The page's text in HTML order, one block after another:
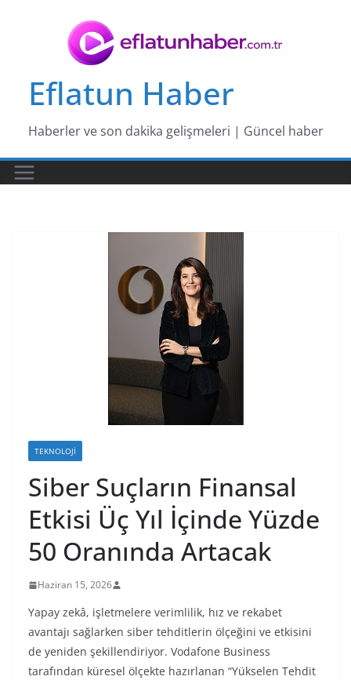
Eflatun Haber
Haberler ve son dakika gelişmeleri | Güncel haber
TEKNOLOJI
Siber Suçların Finansal
Etkisi Üç Yıl İçinde Yüzde
50 Oranında Artacak
Haziran 15, 2026
Yapay zekâ, işletmelere verimlilik, hız ve rekabet
avantajı sağlarken siber tehditlerin ölçeğini ve etkisini
de yeniden şekillendiriyor. Vodafone Business
tarafından küresel ölçekte hazırlanan “Yükselen Tehdit